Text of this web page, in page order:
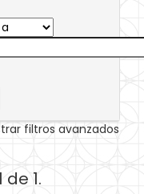
filtros avanzados
1.